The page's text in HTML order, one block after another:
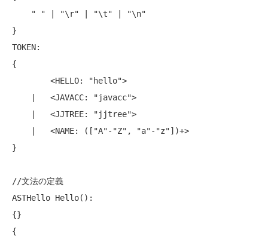
" "
"\r" "\t"
"\n"
}
TOKEN:
{
        <HELLO:
"hello">
    |   <JAVACC:
"javacc">
    |   <JJTREE:
"jjtree">
    |   <NAME: ([
"A"- "Z" , "a"- "z"])+>
}
//文法の定義
ASTHello Hello():
{}
{